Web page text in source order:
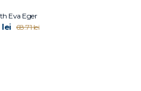
Eva Eger
lei 68.71 lei